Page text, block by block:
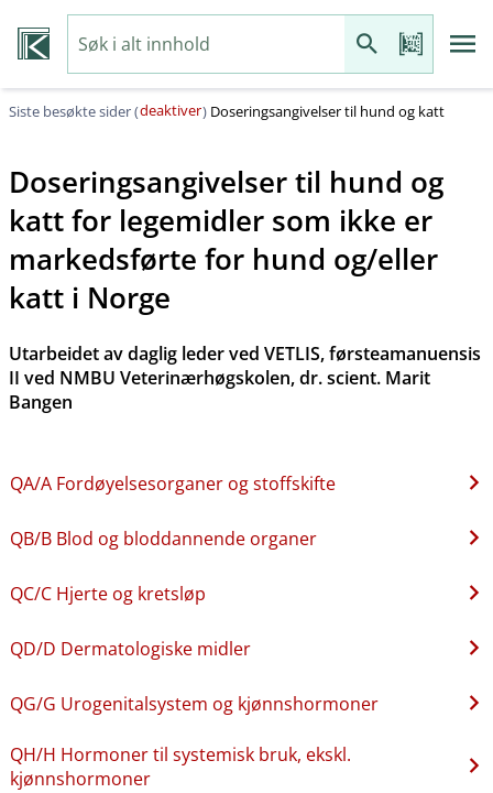
Siste besøkte sider (deaktiver) Doseringsangivelser til hund og katt
Doseringsangivelser til hund og
katt for legemidler som ikke er
markedsførte for hund og​/​eller
katt i Norge
Utarbeidet av daglig leder ved VETLIS, førsteamanuensis
II ved NMBU Veterinærhøgskolen, dr. scient. Marit
Bangen
QA​/​A Fordøyelsesorganer og stoffskifte
QB​/​B Blod og bloddannende organer
QC​/​C Hjerte og kretsløp
QD​/​D Dermatologiske midler
QG​/​G Urogenitalsystem og kjønnshormoner
QH​/​H Hormoner til systemisk bruk, ekskl.
kjønnshormoner